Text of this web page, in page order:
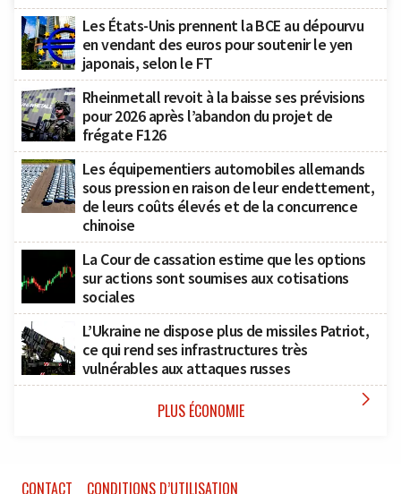
Les États-Unis prennent la BCE au dépourvu
en vendant des euros pour soutenir le yen
japonais, selon le FT
Rheinmetall revoit à la baisse ses prévisions
pour 2026 après l’abandon du projet de
frégate F126
Les équipementiers automobiles allemands
sous pression en raison de leur endettement,
de leurs coûts élevés et de la concurrence
chinoise
La Cour de cassation estime que les options
sur actions sont soumises aux cotisations
sociales
L’Ukraine ne dispose plus de missiles Patriot,
ce qui rend ses infrastructures très
vulnérables aux attaques russes
PLUS ÉCONOMIE 
CONTACT CONDITIONS D’UTILISATION